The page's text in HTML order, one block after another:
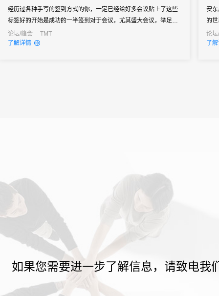
经历过各种手写的签到方式的你，一定已经给好多会议贴上了这些
标签好的开始是成功的一半签到对于会议，尤其盛大会议，举足轻
重！于是，如您所愿，31会议又来雪中送炭了！"31酷炫掌纹扫描签
到"&电子签到是渴望高大上的你的最佳选择！！作为国内领先的民
论坛/峰会
TMT
了解详情
安
的
论
了
如果您需要进一步了解信息，请致电我